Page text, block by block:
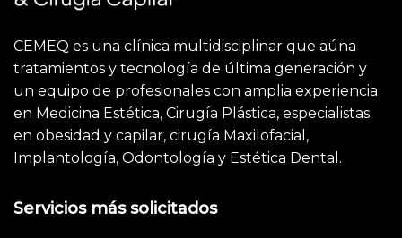
CEMEQ es una clínica multidisciplinar que aúna
tratamientos y tecnología de última generación y
un equipo de profesionales con amplia experiencia
en Medicina Estética, Cirugía Plástica, especialistas
en obesidad y capilar, cirugía Maxilofacial,
Implantología, Odontología y Estética Dental.
Servicios más solicitados